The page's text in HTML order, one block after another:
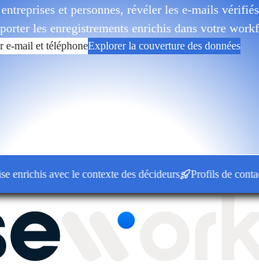
et personnes, révéler les e-mails
les enregistrements enrichis dans votre
e-mail et téléphoneExplorer la couverture des données
avec le contexte des décideurs Profils de contact